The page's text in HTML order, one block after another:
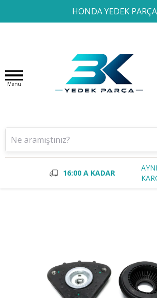
HONDA YEDEK PARÇA
1 2 3 4
Menu
16:00 A KADAR